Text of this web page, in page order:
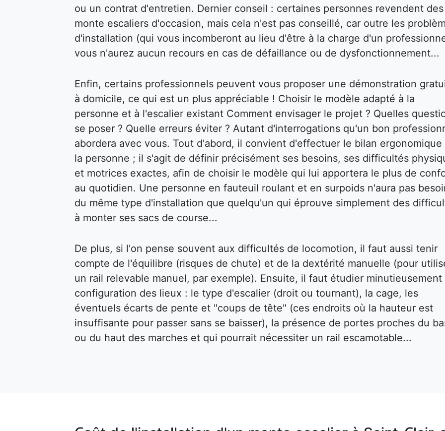
ou un contrat d'entretien. Dernier conseil : certaines personnes revendent des
monte escaliers d'occasion, mais cela n'est pas conseillé, car outre les
d'installation (qui vous incomberont au lieu d'être à la charge d'un
vous n'aurez aucun recours en cas de défaillance ou de dysfonctionnement...
Enfin, certains professionnels peuvent vous proposer une démonstration
à domicile, ce qui est un plus appréciable ! Choisir le modèle adapté à la
personne et à l'escalier existant Comment envisager le projet ? Quelles
se poser ? Quelle erreurs éviter ? Autant d'interrogations qu'un bon
abordera avec vous. Tout d'abord, il convient d'effectuer le bilan ergonomique
la personne ; il s'agit de définir précisément ses besoins, ses difficultés
et motrices exactes, afin de choisir le modèle qui lui apportera le plus de
au quotidien. Une personne en fauteuil roulant et en surpoids n'aura pas
du même type d'installation que quelqu'un qui éprouve simplement des
à monter ses sacs de course...
De plus, si l'on pense souvent aux difficultés de locomotion, il faut aussi tenir
compte de l'équilibre (risques de chute) et de la dextérité manuelle (pour
un rail relevable manuel, par exemple). Ensuite, il faut étudier minutieusement
configuration des lieux : le type d'escalier (droit ou tournant), la cage, les
éventuels écarts de pente et "coups de tête" (ces endroits où la hauteur est
insuffisante pour passer sans se baisser), la présence de portes proches du
ou du haut des marches et qui pourrait nécessiter un rail escamotable...